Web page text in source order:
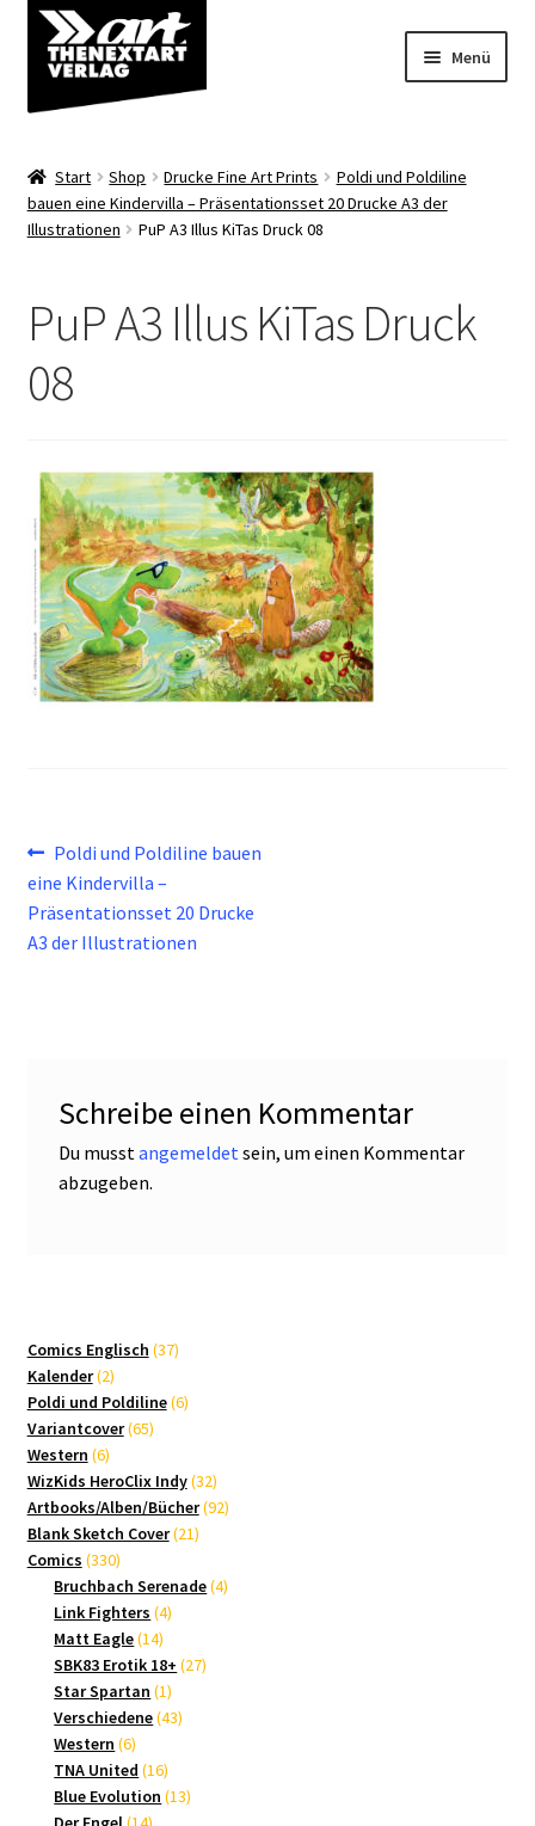
Zur
Navigation
springen
Zum
Inhalt
springen
Menü
Shop
Start Shop Drucke Fine Art Prints
Poldi und Poldiline
bauen eine Kindervilla – Präsentationsset 20 Drucke A3 der
Illustrationen
PuP A3 Illus KiTas Druck 08
PuP A3 Illus KiTas Druck
08
Beitragsnavigation
Vorheriger
Beitrag:
Poldi und Poldiline bauen
eine Kindervilla –
Präsentationsset 20 Drucke
A3 der Illustrationen
Schreibe einen Kommentar
Du musst angemeldet sein, um einen Kommentar
abzugeben.
Comics Englisch 3737
Kalender 22
Produkte
Poldi und Poldiline 66
Variantcover 6565
Western 66
Produkte
WizKids HeroClix Indy 3232
Produkte
Artbooks/Alben/Bücher 9292
Blank Sketch Cover 2121
Comics 330330
Produkte
Bruchbach Serenade 44
Link Fighters 44
Matt Eagle 1414
Produkte
SBK83 Erotik 18+ 2727
Star Spartan 11
Produkt
Verschiedene 4343
Western 66
Produkte
TNA United 1616
Produkte
Blue Evolution 1313
14